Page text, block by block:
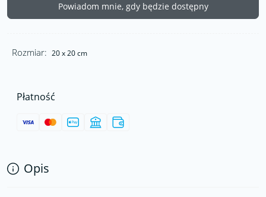
Powiadom mnie, gdy będzie dostępny
Rozmiar: 20 x 20 cm
Płatność
Opis